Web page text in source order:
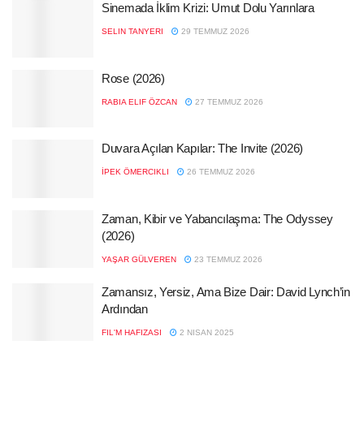
Sinemada İklim Krizi: Umut Dolu Yarınlara
SELIN TANYERI 29 TEMMUZ 2026
Rose (2026)
RABIA ELIF ÖZCAN 27 TEMMUZ 2026
Duvara Açılan Kapılar: The Invite (2026)
İPEK ÖMERCIKLI 26 TEMMUZ 2026
Zaman, Kibir ve Yabancılaşma: The Odyssey
(2026)
YAŞAR GÜLVEREN 23 TEMMUZ 2026
Zamansız, Yersiz, Ama Bize Dair: David Lynch’in
Ardından
FIL'M HAFIZASI 2 NISAN 2025